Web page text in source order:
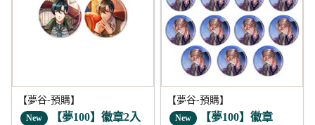
【夢谷-預購】
New 【夢100】徽章2入
【夢谷-預購】
New 【夢100】徽章